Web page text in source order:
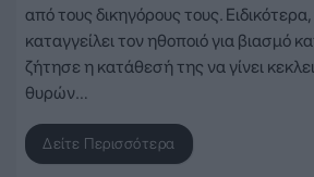
από τους δικηγόρους τους.
καταγγείλει τον ηθοποιό για βιασμό
ζήτησε η κατάθεσή της να γίνει
θυρών…
Δείτε Περισσότερα